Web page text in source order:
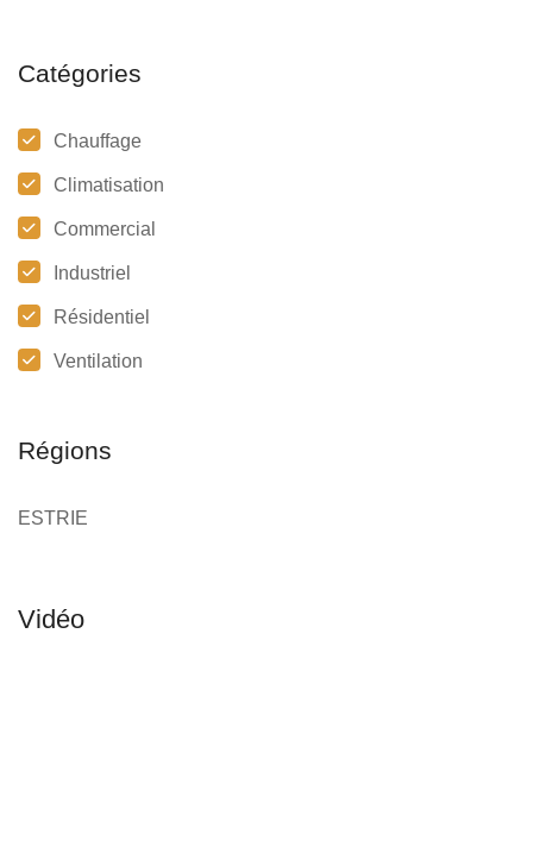
Catégories
Chauffage
Climatisation
Commercial
Industriel
Résidentiel
Ventilation
Régions
ESTRIE